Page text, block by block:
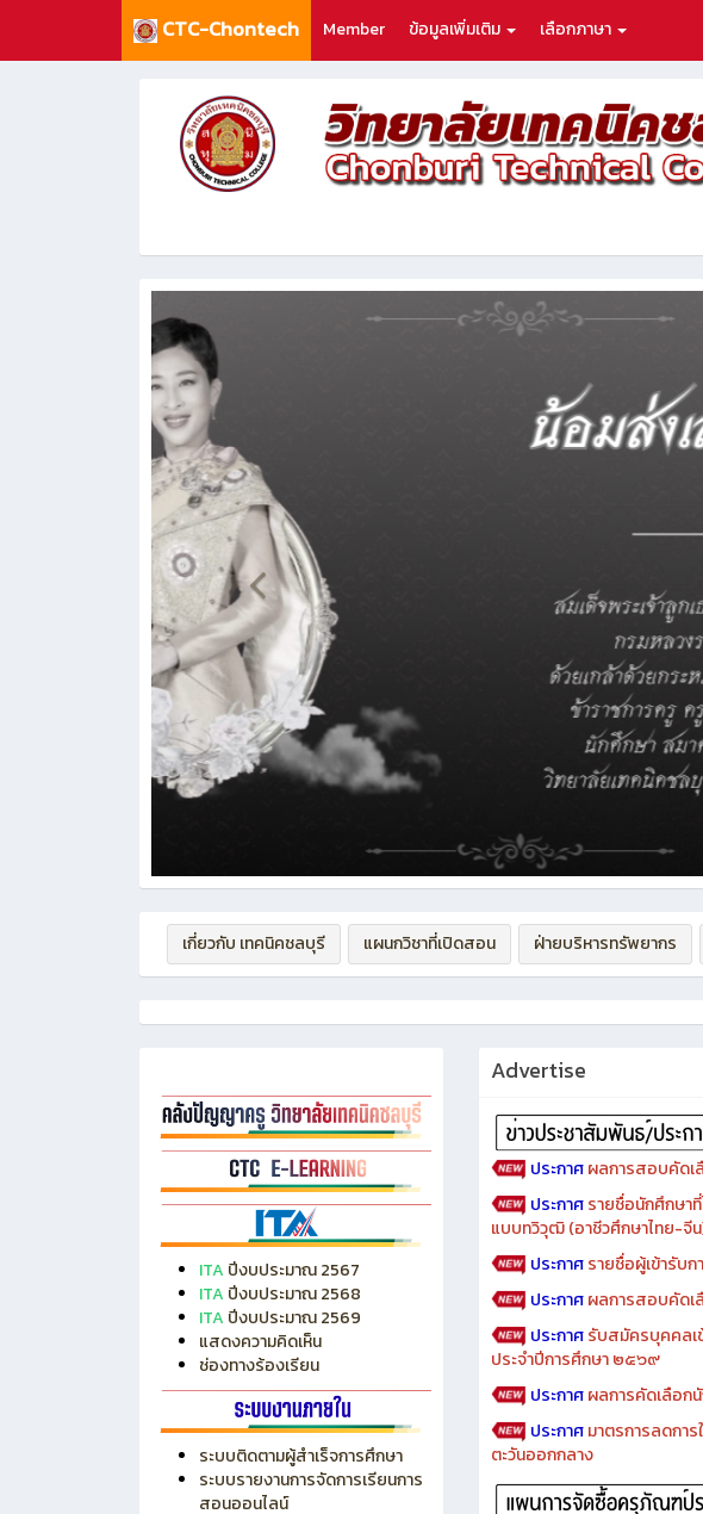
CTC-Chontech Member ข้อมูลเพิ่มเติม เลือกภาษา
ITAปีงบประมาณ 2567
ITAปีงบประมาณ 2568
ปีงบประมาณ 2569
แสดงความคิดเห็น
ช่องทางร้องเรียน
Advertise
ประกาศผลการสอบคัดเ
ประกาศรายชื่อนักศึกษา
แบบทวิวุฒิ (อาชีวศึกษาไทย-จี
ประกาศรายชื่อผู้เข้ารับ
ประกาศผลการสอบคัดเ
ประกาศรับสมัครบุคคลเ
ประจำปีการศึกษา ๒๕๖๙
ประกาศผลการคัดเลือก